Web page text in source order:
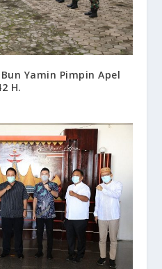
Yamin Pimpin Apel
H.